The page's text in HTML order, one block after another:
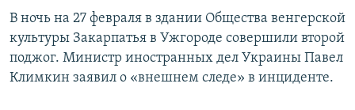
В ночь на 27 февраля в здании Общества венгерской
культуры Закарпатья в Ужгороде совершили второй
поджог. Министр иностранных дел Украины Павел
Климкин заявил о «внешнем следе» в инциденте.